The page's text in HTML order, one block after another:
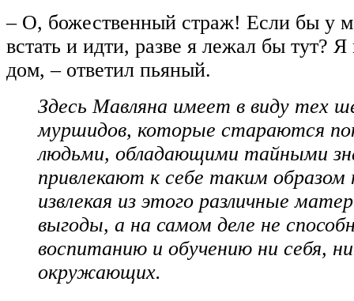
– О, божественный страж! Если бы у
встать и идти, разве я лежал бы тут?
дом, – ответил пьяный.
Здесь Мавляна имеет в виду тех
муршидов, которые стараются
людьми, обладающими тайными
привлекают к себе таким образом
извлекая из этого различные
выгоды, а на самом деле не
воспитанию и обучению ни себя, ни
окружающих.